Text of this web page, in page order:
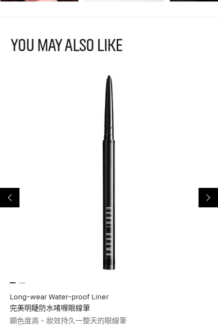
YOU MAY ALSO LIKE
Long-wear Water-proof Liner
完美明睫防水啫喱眼線筆
顯色度高、妝效持久一整天的眼線筆